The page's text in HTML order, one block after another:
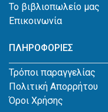
Το βιβλιοπωλείο μας
Επικοινωνία
ΠΛΗΡΟΦΟΡΙΕΣ
Τρόποι παραγγελίας
Πολιτική Απορρήτου
Όροι Χρήσης